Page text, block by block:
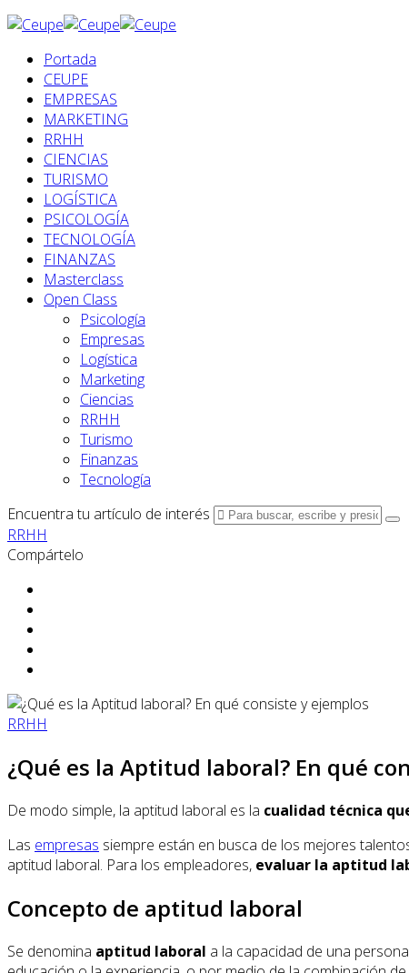
Portada
CEUPE
EMPRESAS
MARKETING
RRHH
CIENCIAS
TURISMO
LOGÍSTICA
PSICOLOGÍA
TECNOLOGÍA
FINANZAS
Masterclass
Open Class
Psicología
Empresas
Logística
Marketing
Ciencias
RRHH
Turismo
Finanzas
Tecnología
Encuentra tu artículo de interés
RRHH
Compártelo
RRHH
¿Qué es la Aptitud laboral? En qué
De modo simple, la aptitud laboral es la cualidad técnica
Las empresas siempre están en busca de los mejores
aptitud laboral. Para los empleadores, evaluar la aptitud
Concepto de aptitud laboral
Se denomina aptitud laboral a la capacidad de una